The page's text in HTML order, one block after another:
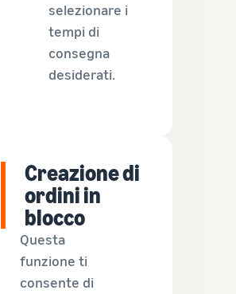
selezionare i
tempi di
consegna
desiderati.
Creazione di
ordini in
blocco
Questa
funzione ti
consente di